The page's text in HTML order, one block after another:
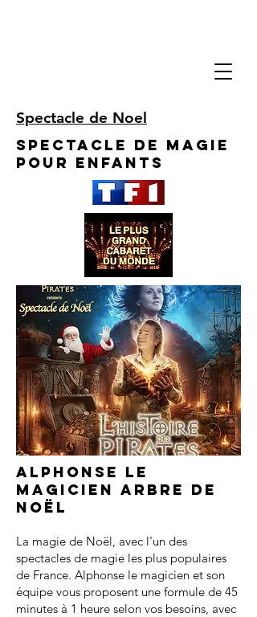
Spectacle de Noel
Spectacle de Magie
pour enfants
Alphonse le
magicien arbre de
noël
La magie de Noël, avec l'un des
spectacles de magie les plus populaires
de France. Alphonse le magicien et son
équipe vous proposent une formule de 45
minutes à 1 heure selon vos besoins, avec